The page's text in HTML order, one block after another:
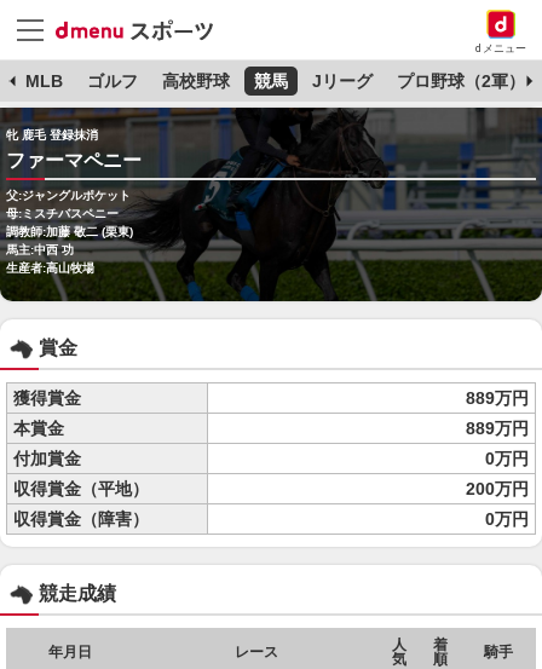
dメニュー
MLB ゴルフ 高校野球 競馬 Jリーグ プロ野球（2軍）
牝 鹿毛 登録抹消
ファーマペニー
父:ジャングルポケット
母:ミスチバスペニー
調教師:加藤 敬二 (栗東)
馬主:中西 功
生産者:高山牧場
賞金
獲得賞金
889万円
本賞金
889万円
付加賞金
0万円
収得賞金（平地）
200万円
収得賞金（障害）
0万円
競走成績
年月日 レース
人
気
着
順
騎手